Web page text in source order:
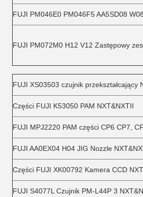
FUJI PM046E0 PM046F5 AA5SD08
FUJI PM072M0 H12 V12 Zastępowy
FUJI XS03503 czujnik przekształcający
Części FUJI K53050 PAM NXT&NXTII
FUJI MPJ2220 PAM części CP6 CP7,
FUJI AA0EX04 H04 JIG Nozzle
Części FUJI XK00792 Kamera CCD
FUJI S4077L Czujnik PM-L44P 3